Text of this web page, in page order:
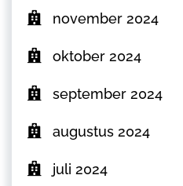
november 2024
oktober 2024
september 2024
augustus 2024
juli 2024